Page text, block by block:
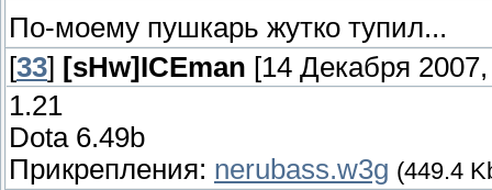
По-моему пушкарь жутко тупил...
[33] [sHw]ICEman [14 Декабря
1.21
Dota 6.49b
Прикрепления: nerubass.w3g (449.4